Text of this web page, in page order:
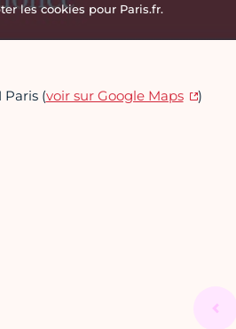
les cookies pour Paris.fr.
Paris (voir sur Google Maps
)